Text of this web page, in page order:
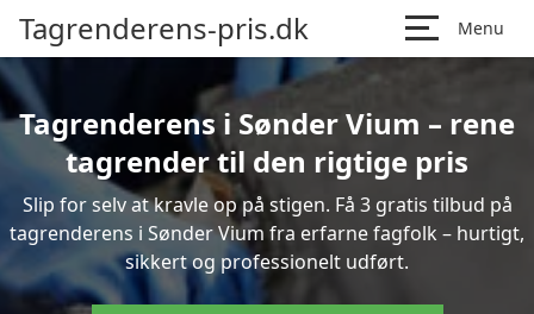
Tagrenderens-pris.dk Menu
Tagrenderens i Sønder Vium – rene
tagrender til den rigtige pris
Slip for selv at kravle op på stigen. Få 3 gratis tilbud på
tagrenderens i Sønder Vium fra erfarne fagfolk – hurtigt,
sikkert og professionelt udført.